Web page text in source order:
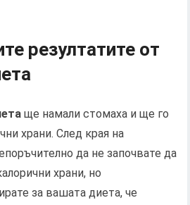
резултатите от
ще намали стомаха и ще го
храни. След края на
да не започвате да
храни, но
за вашата диета, че